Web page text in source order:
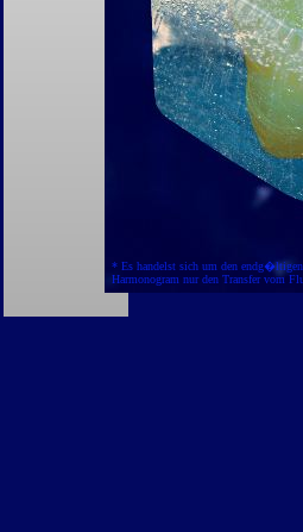
* Es handelst sich um den
Harmonogram nur den Transfer vom